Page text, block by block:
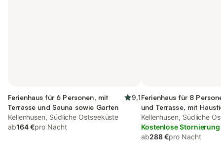
Ferienhaus für 6 Personen, mit
Terrasse und Sauna sowie Garten
9,1
Kellenhusen, Südliche Ostseeküste
ab164 €pro Nacht
Ferienhaus für 8
und Terrasse, mit
Kellenhusen, Südliche
Kostenlose Stornierung
ab288 €pro Nacht